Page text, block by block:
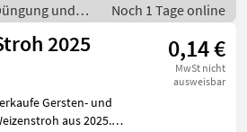
und
/
Wiegestreuer
Noch 1 Tage online
2025 0,14 €
MwSt nicht
ausweisbar
Gersten- und
aus 2025.